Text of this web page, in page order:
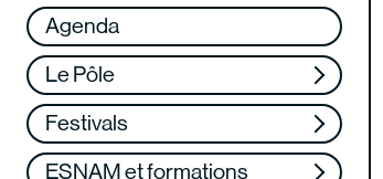
Agenda
Le Pôle
Réseau
Soutenez-nous
Web TV
Festivals
ESNAM et formations
VAE
Formation continue